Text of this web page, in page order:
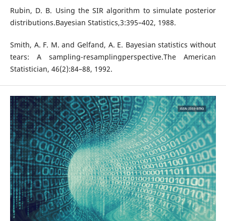
Rubin, D. B. Using the SIR algorithm to simulate posterior
distributions.Bayesian Statistics,3:395–402, 1988.
Smith, A. F. M. and Gelfand, A. E. Bayesian statistics without
tears: A sampling-resamplingperspective.The American
Statistician, 46(2):84–88, 1992.